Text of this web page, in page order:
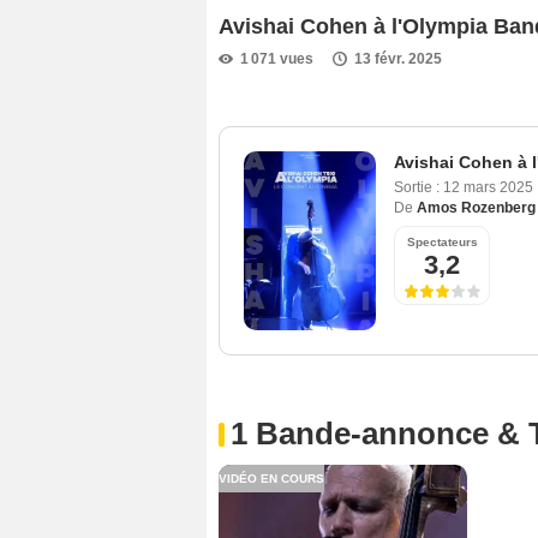
Avishai Cohen à l'Olympia
1 071 vues 13 févr. 2025
Avishai Cohen à
Sortie : 12 mars 2025
De Amos Rozenberg
Spectateurs
3,2
1 Bande-annonce &
VIDÉO EN COURS